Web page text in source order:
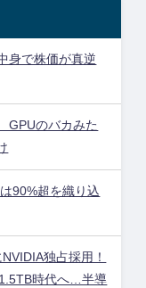
身で株価が真逆
GPUのバカみた
90%超を織り込
独占採用！
時代へ…半導